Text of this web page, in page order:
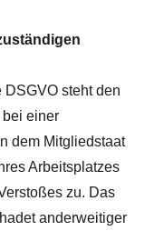
DSGVO steht den
bei einer
dem Mitgliedstaat
Arbeitsplatzes
zu. Das
anderweitiger